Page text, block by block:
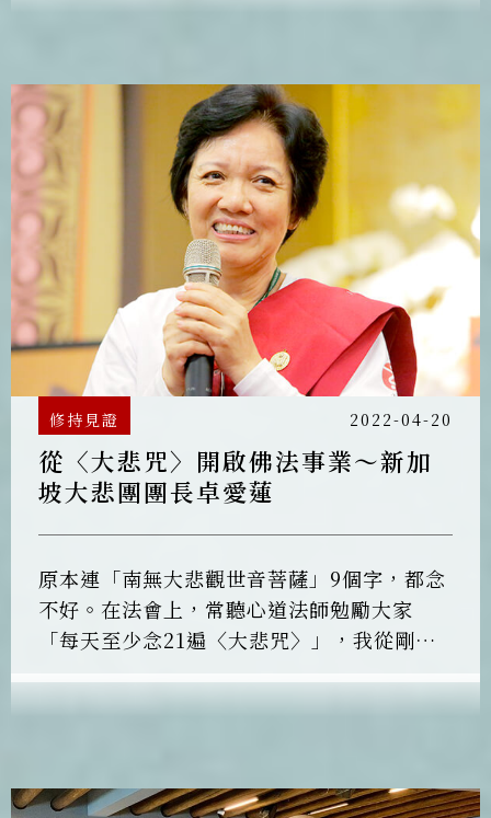
修持見證 2022-04-20
從〈大悲咒〉開啟佛法事業～新加
坡大悲團團長卓愛蓮
原本連「南無大悲觀世音菩薩」9個字，都念
不好。在法會上，常聽心道法師勉勵大家
「每天至少念21遍〈大悲咒〉」，我從剛開
「悲心轉念、地球平安」的無私大愛相當感
灣參加「大悲閉關21」，2019年更在輸人不